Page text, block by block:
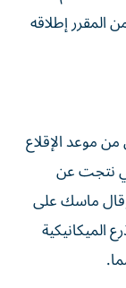
في.3 الذي كان من المقرر إطلاقه
موعد الإقلاع
نتجت عن
ماسك على
الميكانيكية